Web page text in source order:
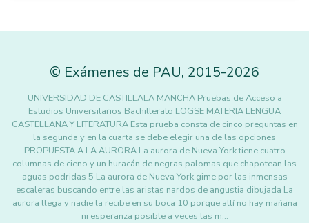
© Exámenes de PAU, 2015-2026
UNIVERSIDAD DE CASTILLALA MANCHA Pruebas de Acceso a
Estudios Universitarios Bachillerato LOGSE MATERIA LENGUA
CASTELLANA Y LITERATURA Esta prueba consta de cinco preguntas en
la segunda y en la cuarta se debe elegir una de las opciones
PROPUESTA A LA AURORA La aurora de Nueva York tiene cuatro
columnas de cieno y un huracán de negras palomas que chapotean las
aguas podridas 5 La aurora de Nueva York gime por las inmensas
escaleras buscando entre las aristas nardos de angustia dibujada La
aurora llega y nadie la recibe en su boca 10 porque allí no hay mañana
ni esperanza posible a veces las m…